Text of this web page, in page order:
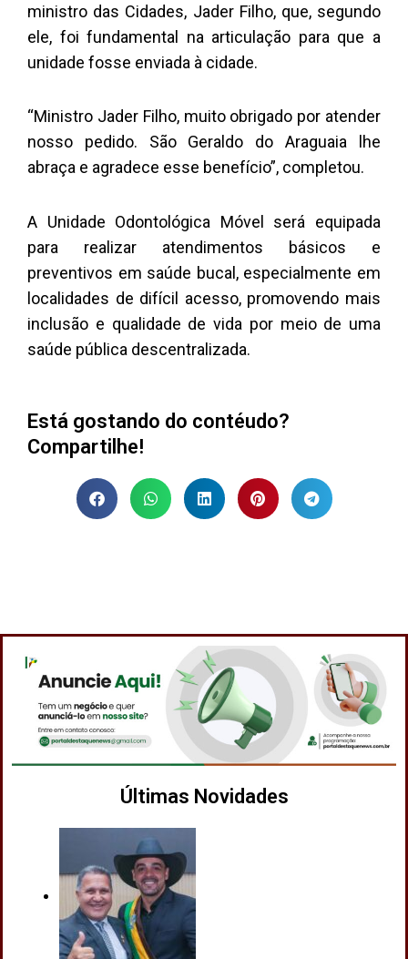
ministro das Cidades, Jader Filho, que, segundo
ele, foi fundamental na articulação para que a
unidade fosse enviada à cidade.
“Ministro Jader Filho, muito obrigado por atender
nosso pedido. São Geraldo do Araguaia lhe
abraça e agradece esse benefício”, completou.
A Unidade Odontológica Móvel será equipada
para realizar atendimentos básicos e
preventivos em saúde bucal, especialmente em
localidades de difícil acesso, promovendo mais
inclusão e qualidade de vida por meio de uma
saúde pública descentralizada.
Está gostando do contéudo?
Compartilhe!
Últimas Novidades